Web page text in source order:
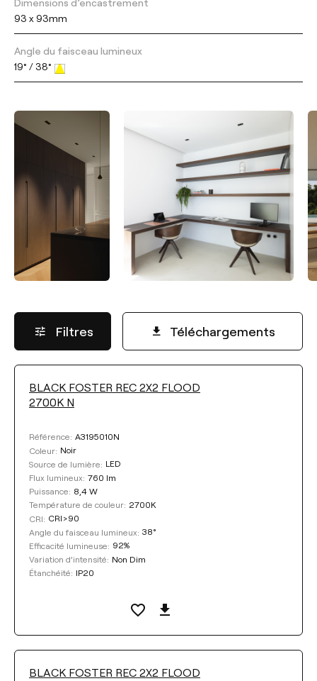
93 x 93mm
Angle du faisceau lumineux
19° / 38°
Filtres Téléchargements
FLUX LUMINEUX
Sélectionner
TEMPÉRATURE DE COULEUR
Sélectionner
EFFICACITÉ LUMINEUSE
BLACK FOSTER REC 2X2 FLOOD
2700K N
Référence: A3195010N
Coleur: Noir
Source de lumière: LED
Flux lumineux: 760 lm
Puissance: 8,4 W
Température de couleur: 2700K
CRI: CRI>90
Angle du faisceau lumineux: 38°
Efficacité lumineuse: 92%
Variation d’intensité: Non Dim
Étanchéité: IP20
BLACK FOSTER REC 2X2 FLOOD